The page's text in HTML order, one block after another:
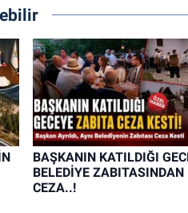
BAŞKANIN KATILDIĞI
BELEDİYE ZABITASINDAN
CEZA..!